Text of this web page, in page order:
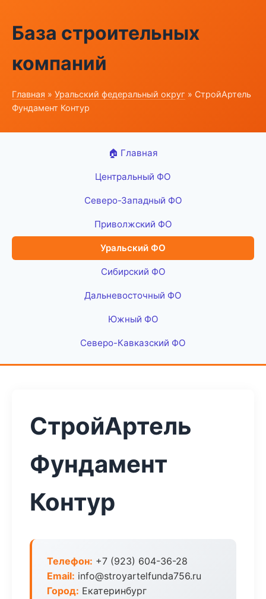
База строительных
компаний
Главная » Уральский федеральный округ » СтройАртель
Фундамент Контур
🏠 Главная
Центральный ФО
Северо-Западный ФО
Приволжский ФО
Уральский ФО
Сибирский ФО
Дальневосточный ФО
Южный ФО
Северо-Кавказский ФО
СтройАртель
Фундамент
Контур
Телефон: +7 (923) 604-36-28
Email: info@stroyartelfunda756.ru
Город: Екатеринбург